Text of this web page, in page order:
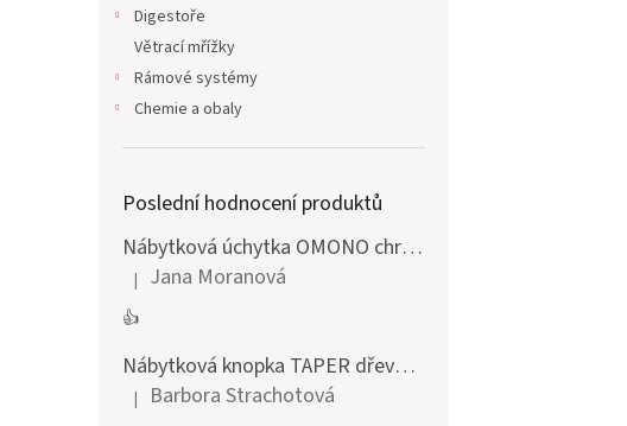
Digestoře
Větrací mřížky
Rámové systémy
Chemie a obaly
Poslední hodnocení produktů
Nábytková úchytka OMONO chrom lesklý
Hodnocení produktu je 5 z 5 hvězdiček.
| Jana Moranová
👍
Nábytková knopka TAPER dřevěná dub lakovaný
Hodnocení produktu je 5 z 5 hvězdiček.
| Barbora Strachotová